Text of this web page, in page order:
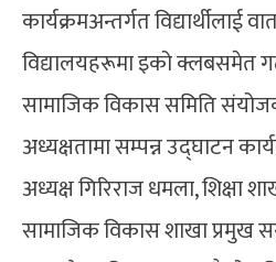
कार्यक्रमअन्तर्गत विद्यार्थीलाई
विद्यालयहरूमा इको क्लबसमेत
सामाजिक विकास समिति
अध्यक्षतामा सम्पन्न उद्घाटन
अध्यक्ष गिरिराज धमला, शिक्षा
सामाजिक विकास शाखा